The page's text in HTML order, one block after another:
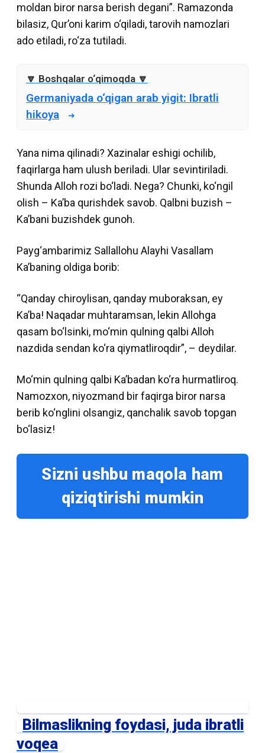
moldan biror narsa berish degani”. Ramazonda
bilasiz, Qurʼoni karim o‘qiladi, tarovih namozlari
ado etiladi, ro‘za tutiladi.
Germaniyada o‘qigan arab yigit: Ibratli
hikoya
Yana nima qilinadi? Xazinalar eshigi ochilib,
faqirlarga ham ulush beriladi. Ular sevintiriladi.
Shunda Alloh rozi bo‘ladi. Nega? Chunki, ko‘ngil
olish – Kaʼba qurishdek savob. Qalbni buzish –
Kaʼbani buzishdek gunoh.
Payg‘ambarimiz Sallallohu Alayhi Vasallam
Kaʼbaning oldiga borib:
“Qanday chiroylisan, qanday muboraksan, ey
Kaʼba! Naqadar muhtaramsan, lekin Allohga
qasam bo‘lsinki, mo‘min qulning qalbi Alloh
nazdida sendan ko‘ra qiymatliroqdir”, – deydilar.
Mo‘min qulning qalbi Kaʼbadan ko‘ra hurmatliroq.
Namozxon, niyozmand bir faqirga biror narsa
berib ko‘nglini olsangiz, qanchalik savob topgan
bo‘lasiz!
Sizni ushbu maqola ham
qiziqtirishi mumkin
Bilmaslikning foydasi, juda ibratli
voqea